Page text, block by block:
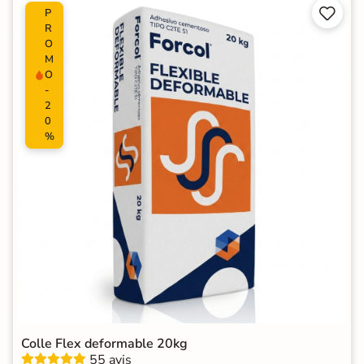
P
R
O
M
O
-
2
0
%


Colle Flex deformable 20kg
55 avis